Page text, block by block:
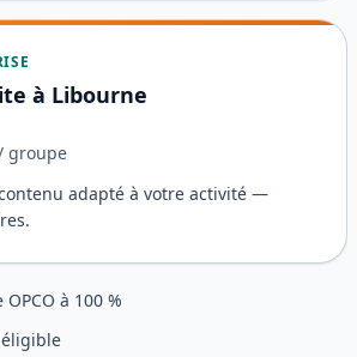
à Libourne
groupe
adapté à votre activité —
à 100 %
éligible